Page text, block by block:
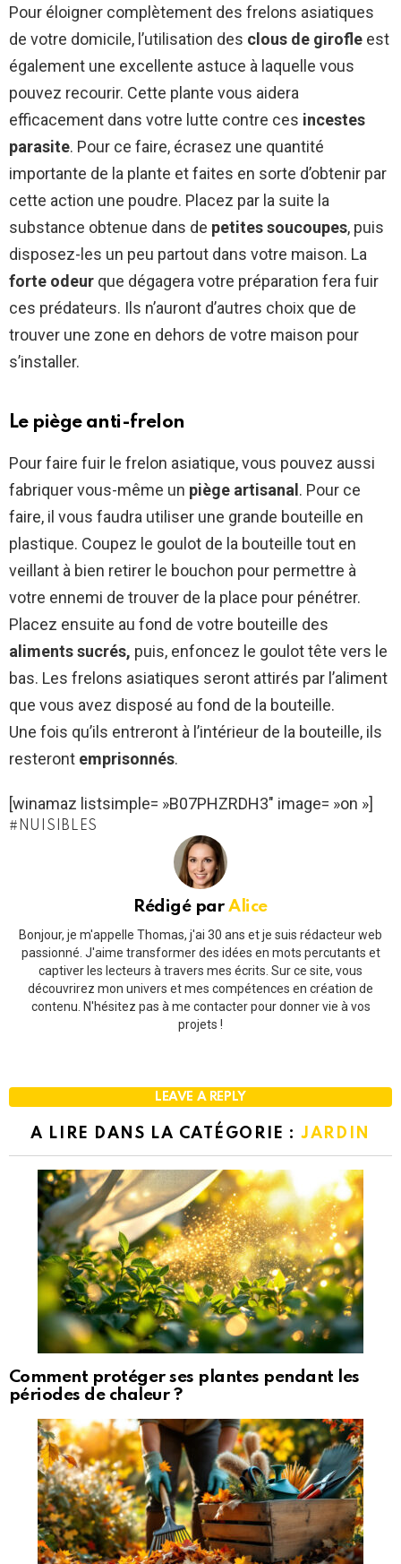
Pour éloigner complètement des frelons asiatiques
de votre domicile, l’utilisation des clous de girofle est
également une excellente astuce à laquelle vous
pouvez recourir. Cette plante vous aidera
efficacement dans votre lutte contre ces incestes
parasite. Pour ce faire, écrasez une quantité
importante de la plante et faites en sorte d’obtenir par
cette action une poudre. Placez par la suite la
substance obtenue dans de petites soucoupes, puis
disposez-les un peu partout dans votre maison. La
forte odeur que dégagera votre préparation fera fuir
ces prédateurs. Ils n’auront d’autres choix que de
trouver une zone en dehors de votre maison pour
s’installer.
Le piège anti-frelon
Pour faire fuir le frelon asiatique, vous pouvez aussi
fabriquer vous-même un piège artisanal . Pour ce
faire, il vous faudra utiliser une grande bouteille en
plastique. Coupez le goulot de la bouteille tout en
veillant à bien retirer le bouchon pour permettre à
votre ennemi de trouver de la place pour pénétrer.
Placez ensuite au fond de votre bouteille des
aliments sucrés, puis, enfoncez le goulot tête vers le
bas. Les frelons asiatiques seront attirés par l’aliment
que vous avez disposé au fond de la bouteille.
Une fois qu’ils entreront à l’intérieur de la bouteille, ils
resteront emprisonnés.
[winamaz listsimple= »B07PHZRDH3″ image= »on »]
NUISIBLES
Rédigé parAlice
Bonjour, je m'appelle Thomas, j'ai 30 ans et je suis rédacteur web
passionné. J'aime transformer des idées en mots percutants et
captiver les lecteurs à travers mes écrits. Sur ce site, vous
découvrirez mon univers et mes compétences en création de
contenu. N'hésitez pas à me contacter pour donner vie à vos
projets !
LEAVE A REPLY
A LIRE DANS LA CATÉGORIE :JARDIN
Comment protéger ses plantes pendant les
périodes de chaleur ?